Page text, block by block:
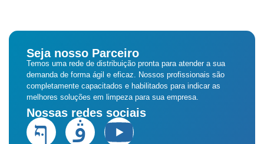
Seja nosso Parceiro
Temos uma rede de distribuição pronta para atender a sua
demanda de forma ágil e eficaz. Nossos profissionais são
completamente capacitados e habilitados para indicar as
melhores soluções em limpeza para sua empresa.
Nossas redes sociais